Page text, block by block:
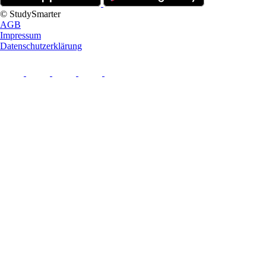
© StudySmarter
AGB
Impressum
Datenschutzerklärung